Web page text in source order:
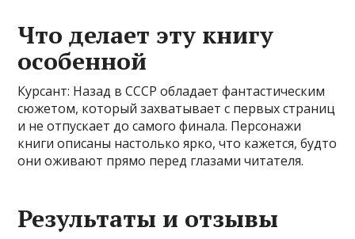
Что делает эту книгу
особенной
Курсант: Назад в СССР обладает фантастическим
сюжетом, который захватывает с первых страниц
и не отпускает до самого финала. Персонажи
книги описаны настолько ярко, что кажется, будто
они оживают прямо перед глазами читателя.
Результаты и отзывы